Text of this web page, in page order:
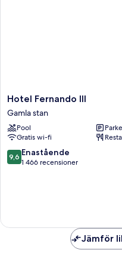
Hotel
Fernando
III
Gamla
stan
Hotel Fernando III
Gamla stan
Pool
Gratis wi-fi
9.6
av
9,6 Enastående
1 466 recensioner
Jämför